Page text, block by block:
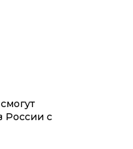
России с